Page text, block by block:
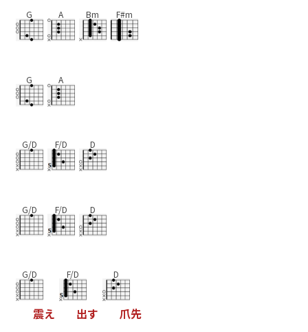
G A Bm F#m
G A
G/D F/D D
G/D F/D D
G/D
震え
F/D
出す
D
爪先